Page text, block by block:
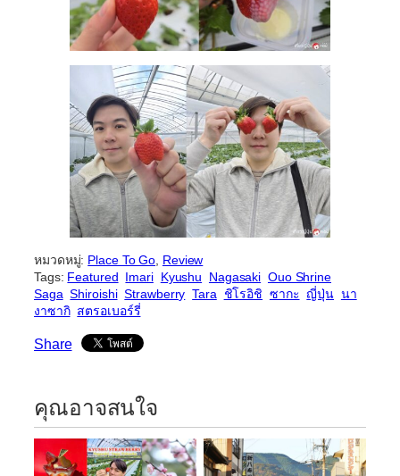
หมวดหมู่: Place To Go, Review
Tags: Featured Imari Kyushu Nagasaki Ouo Shrine
Saga Shiroishi Strawberry Tara ชิโรอิชิ ซากะ ญี่ปุ่น นา
งาซากิ สตรอเบอร์รี่
Share
คุณอาจสนใจ